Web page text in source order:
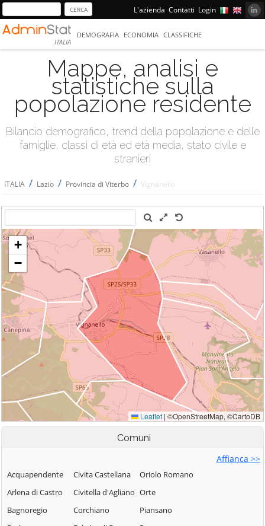
L'azienda Contatti Login
ITALIA
DEMOGRAFIA ECONOMIA CLASSIFICHE
Mappe, analisi e
statistiche sulla
popolazione residente
Bilancio demografico, trend della popolazione e delle
famiglie, classi di età ed età media, stato civile e
stranieri
ITALIA / Lazio / Provincia di Viterbo / Vignanello
Comuni
Affianca >>
Acquapendente
Arlena di Castro
Bagnoregio
Civita Castellana
Civitella d'Agliano
Corchiano
Oriolo Romano
Orte
Piansano